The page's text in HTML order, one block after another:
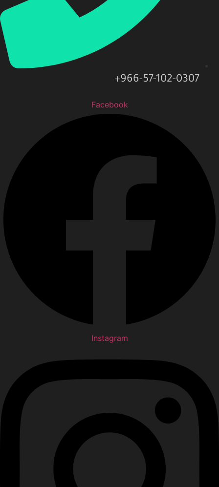
966-57-102-0307+
Facebook
Instagram